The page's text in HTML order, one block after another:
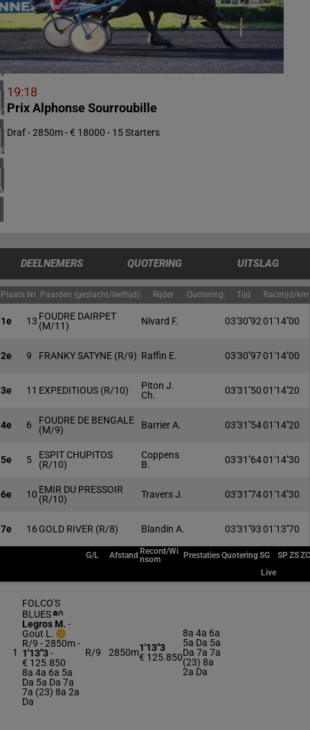
1 meeting(s)
VERENIGD KONINKRIJK
4 meeting(s)
IERLAND
2 meeting(s)
CHILI
1 meeting(s)
BRAZILIË
1 meeting(s)
VERENIGDE STATEN
4 meeting(s)
19:18
Prix Alphonse Sourroubille
Draf - 2850m - € 18000 - 15 Starters
DEELNEMERS QUOTERING UITSLAG
Plaats Nr. Paarden (geslacht/leeftijd) Rijder Quotering Tijd Racetijd/km
1e 13 FOUDRE DAIRPET
(M/11)
Nivard F. 03'30''9201'14''00
2e 9 FRANKY SATYNE (R/9) Raffin E. 03'30''9701'14''00
3e 11 EXPEDITIOUS (R/10)
Piton J.
Ch.
03'31''5001'14''20
4e 6
FOUDRE DE BENGALE
(M/9)
Barrier A. 03'31''5401'14''20
5e 5
ESPIT CHUPITOS
(R/10)
Coppens
B.
03'31''6401'14''30
6e 10 EMIR DU PRESSOIR
(R/10)
Travers J. 03'31''7401'14''30
7e 16 GOLD RIVER (R/8) Blandin A. 03'31''9301'13''70
G/L Afstand Record/Wi
nsom
PrestatiesQuoteringSG SPZSZC
Live
1
FOLCO'S
BLUES
Legros M. -
Gout L.
R/9 - 2850m-
1'13"3-
€ 125.850
8a 4a 6a 5a
Da 5a Da 7a
7a (23) 8a 2a
Da
R/9 2850m1'13"3
€ 125.850
8a 4a 6a
5a Da 5a
Da 7a 7a
(23) 8a
2a Da